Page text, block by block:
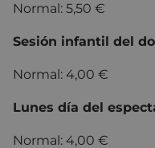
Normal: 5,50 €
Sesión infantil del
Normal: 4,00 €
Lunes día del
Normal: 4,00 €